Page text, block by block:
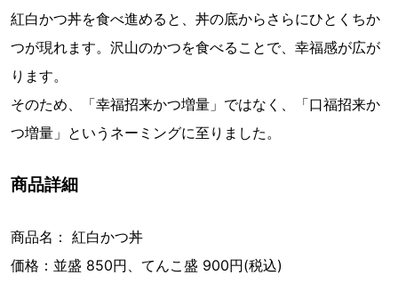
紅白かつ丼を食べ進めると、丼の底からさらにひとくちか
つが現れます。沢山のかつを食べることで、幸福感が広が
ります。
そのため、「幸福招来かつ増量」ではなく、「口福招来か
つ増量」というネーミングに至りました。
商品詳細
商品名： 紅白かつ丼
価格：並盛 850円、てんこ盛 900円(税込)